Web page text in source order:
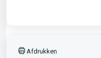
Afdrukken